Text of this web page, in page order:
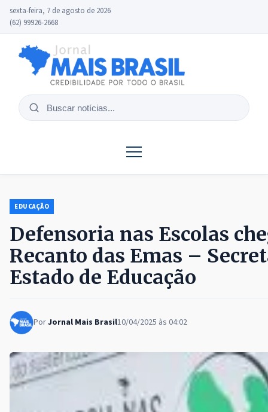
sexta-feira, 7 de agosto de 2026
(62) 99926-2668
Buscar
EDUCAÇÃO
Defensoria nas Escolas
Recanto das Emas –
Estado de Educação
PorJornal Mais Brasil10/04/2025 às 04:02